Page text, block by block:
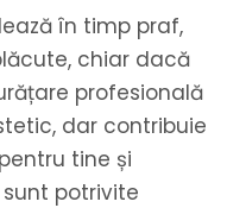
în timp praf,
chiar dacă
profesională
dar contribuie
tine și
potrivite